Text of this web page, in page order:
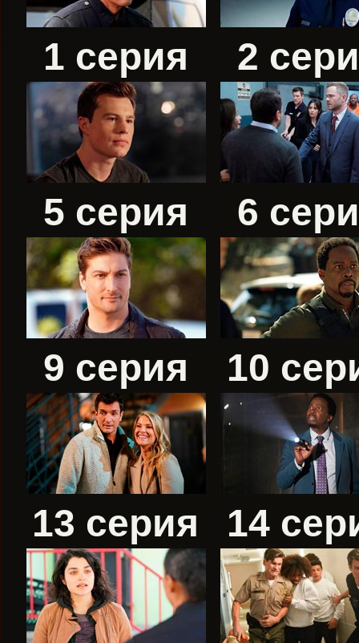
1 серия 2
5 серия 6
9 серия 10
13 серия 14